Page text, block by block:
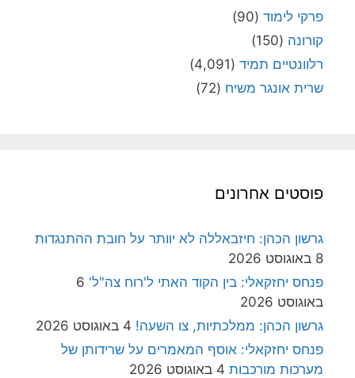
פרקי לימוד (90)
קורונה (150)
רלוונטיים תמיד (4,091)
שרית אונגר משיח (72)
פוסטים אחרונים
גרשון הכהן: חיזבאללה לא יוותר על חובת ההתנגדות
8 באוגוסט 2026
פנחס יחזקאלי: בין הקוד האתי ל'רוח צה"ל' 6
באוגוסט 2026
גרשון הכהן: ממלכתיות, צו השעה! 4 באוגוסט 2026
פנחס יחזקאלי: אוסף המאמרים על שרידותן של
מערכות מורכבות 4 באוגוסט 2026